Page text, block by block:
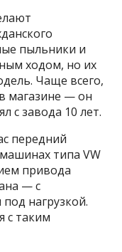
пыльники и
ходом, но их
Чаще всего,
магазине — он
с завода 10 лет.
передний
типа VW
привода
— с
нагрузкой.
с таким